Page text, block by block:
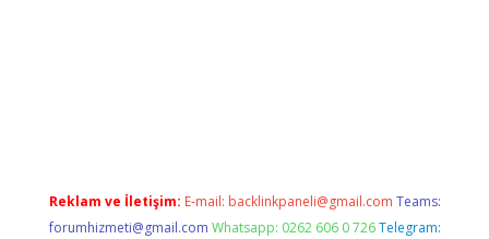
Reklam ve İletişim: E-mail: backlinkpaneli@gmail.com Teams:
forumhizmeti@gmail.com Whatsapp: 0262 606 0 726 Telegram: